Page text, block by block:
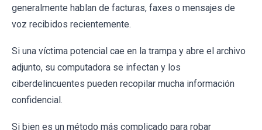
generalmente hablan de facturas, faxes o mensajes de
voz recibidos recientemente.
Si una víctima potencial cae en la trampa y abre el archivo
adjunto, su computadora se infectan y los
ciberdelincuentes pueden recopilar mucha información
confidencial.
Si bien es un método más complicado para robar